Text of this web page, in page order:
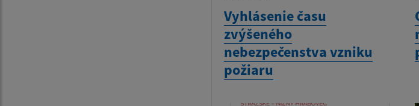
Vyhlásenie času
zvýšeného
nebezpečenstva vzniku
požiaru